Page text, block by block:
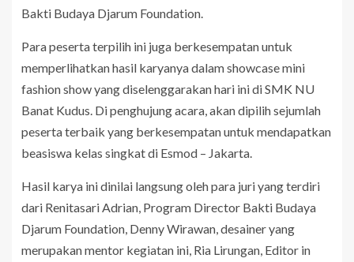
Bakti Budaya Djarum Foundation.
Para peserta terpilih ini juga berkesempatan untuk
memperlihatkan hasil karyanya dalam showcase mini
fashion show yang diselenggarakan hari ini di SMK NU
Banat Kudus. Di penghujung acara, akan dipilih sejumlah
peserta terbaik yang berkesempatan untuk mendapatkan
beasiswa kelas singkat di Esmod – Jakarta.
Hasil karya ini dinilai langsung oleh para juri yang terdiri
dari Renitasari Adrian, Program Director Bakti Budaya
Djarum Foundation, Denny Wirawan, desainer yang
merupakan mentor kegiatan ini, Ria Lirungan, Editor in